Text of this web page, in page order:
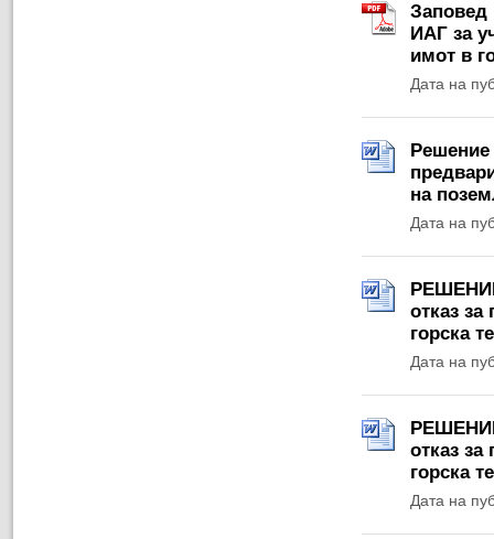
Заповед
ИАГ за
имот в
Дата на
Решение
на
Дата на
отказ
горска
Дата на
отказ
горска
Дата на